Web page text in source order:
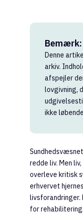
Denne
arkiv.
afspejler
lovgivning,
ikke
redde liv. Men
overleve kritisk
erhvervet
for rehabilitering.